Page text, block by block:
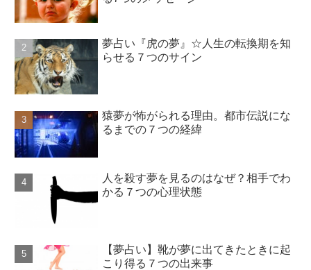
夢占い『虎の夢』☆人生の転換期を知
らせる７つのサイン
猿夢が怖がられる理由。都市伝説にな
るまでの７つの経緯
人を殺す夢を見るのはなぜ？相手でわ
かる７つの心理状態
【夢占い】靴が夢に出てきたときに起
こり得る７つの出来事